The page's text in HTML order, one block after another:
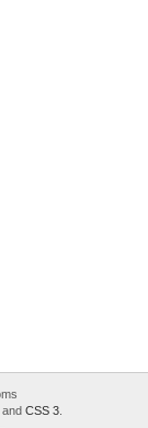
and CSS 3